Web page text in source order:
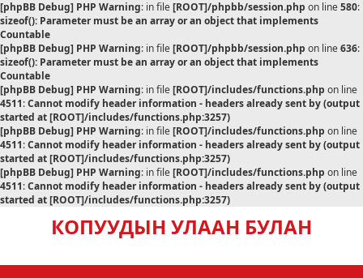
[phpBB Debug] PHP Warning: in file[ROOT]/phpbb/session.php on line580:
sizeof(): Parameter must be an array or an object that implements
Countable
[phpBB Debug] PHP Warning: in file[ROOT]/phpbb/session.php on line636:
sizeof(): Parameter must be an array or an object that implements
Countable
[phpBB Debug] PHP Warning: in file[ROOT]/includes/functions.php on line
4511:Cannot modify header information - headers already sent by (output
started at [ROOT]/includes/functions.php:3257)
[phpBB Debug] PHP Warning: in file[ROOT]/includes/functions.php on line
4511:Cannot modify header information - headers already sent by (output
started at [ROOT]/includes/functions.php:3257)
[phpBB Debug] PHP Warning: in file[ROOT]/includes/functions.php on line
4511:Cannot modify header information - headers already sent by (output
started at [ROOT]/includes/functions.php:3257)
КОПУУДЫН УЛААН БУЛАН